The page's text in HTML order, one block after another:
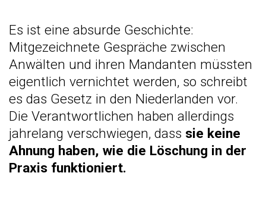
Es ist eine absurde Geschichte:
Mitgezeichnete Gespräche zwischen
Anwälten und ihren Mandanten müssten
eigentlich vernichtet werden, so schreibt
es das Gesetz in den Niederlanden vor.
Die Verantwortlichen haben allerdings
jahrelang verschwiegen, dass sie keine
Ahnung haben, wie die Löschung in der
Praxis funktioniert.